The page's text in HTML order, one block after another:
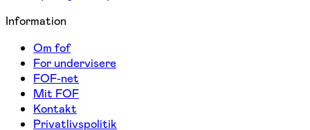
Information
Om fof
For undervisere
FOF-net
Mit FOF
Kontakt
Privatlivspolitik